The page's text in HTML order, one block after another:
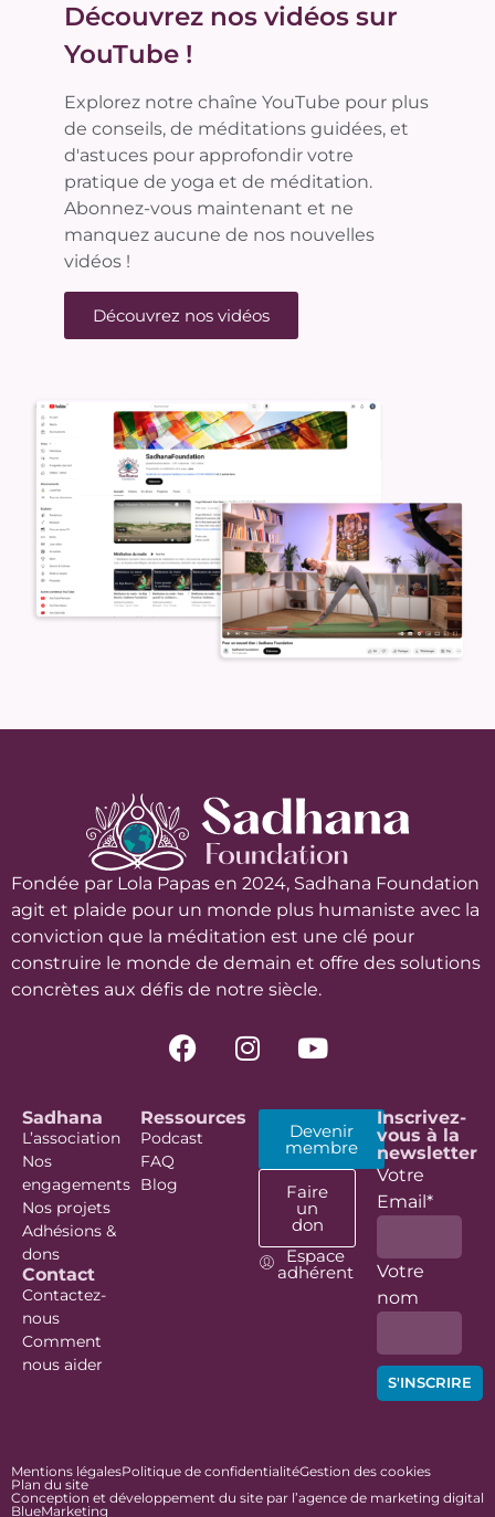
Découvrez nos vidéos sur
YouTube !
Explorez notre chaîne YouTube pour plus
de conseils, de méditations guidées, et
d'astuces pour approfondir votre
pratique de yoga et de méditation.
Abonnez-vous maintenant et ne
manquez aucune de nos nouvelles
vidéos !
Découvrez nos vidéos
Fondée par Lola Papas en 2024, Sadhana Foundation
agit et plaide pour un monde plus humaniste avec la
conviction que la méditation est une clé pour
construire le monde de demain et offre des solutions
concrètes aux défis de notre siècle.
Sadhana
L’association
Nos
engagements
Nos projets
Adhésions &
dons
Contact
Contactez-
nous
Comment
nous aider
Ressources
Podcast
FAQ
Blog
Devenir
membre
Faire
un
don
Espace
adhérent
Inscrivez-
vous à la
newsletter
Votre
Email*
Votre
nom
Mentions légalesPolitique de confidentialitéGestion des cookies
Plan du site
Conception et développement du site par l’agence de marketing digital
BlueMarketing